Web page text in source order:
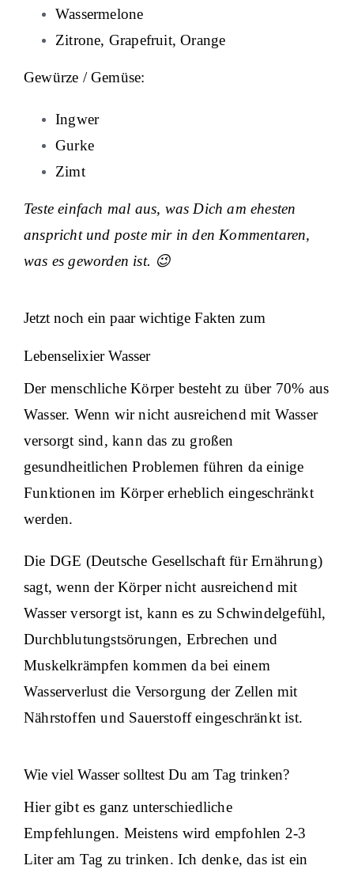
Wassermelone
Zitrone, Grapefruit, Orange
Gewürze / Gemüse:
Ingwer
Gurke
Zimt
Teste einfach mal aus, was Dich am ehesten
anspricht und poste mir in den Kommentaren,
was es geworden ist. 😉
Jetzt noch ein paar wichtige Fakten zum
Lebenselixier Wasser
Der menschliche Körper besteht zu über 70% aus
Wasser. Wenn wir nicht ausreichend mit Wasser
versorgt sind, kann das zu großen
gesundheitlichen Problemen führen da einige
Funktionen im Körper erheblich eingeschränkt
werden.
Die DGE (Deutsche Gesellschaft für Ernährung)
sagt, wenn der Körper nicht ausreichend mit
Wasser versorgt ist, kann es zu Schwindelgefühl,
Durchblutungstsörungen, Erbrechen und
Muskelkrämpfen kommen da bei einem
Wasserverlust die Versorgung der Zellen mit
Nährstoffen und Sauerstoff eingeschränkt ist.
Wie viel Wasser solltest Du am Tag trinken?
Hier gibt es ganz unterschiedliche
Empfehlungen. Meistens wird empfohlen 2-3
Liter am Tag zu trinken. Ich denke, das ist ein